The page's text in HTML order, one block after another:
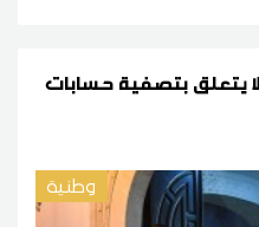
يتعلق بتصفية حسابات
وطنية